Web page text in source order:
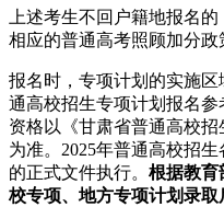
上述考生不回户籍地报名
相应的普通高考照顾加分政
报名时，专项计划的实施
通高校招生专项计划报名
资格以《甘肃省普通高校
为准。2025年普通高校招
的正式文件执行。 根据教育
校专项、地方专项计划录